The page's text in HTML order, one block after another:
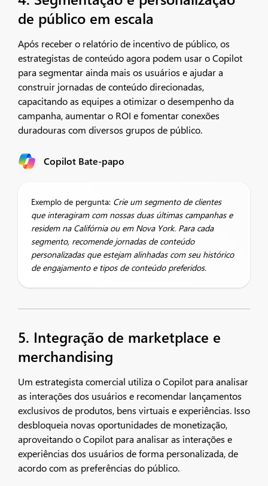
de público em escala
Após receber o relatório de incentivo de público, os
estrategistas de conteúdo agora podem usar o Copilot
para segmentar ainda mais os usuários e ajudar a
construir jornadas de conteúdo direcionadas,
capacitando as equipes a otimizar o desempenho da
campanha, aumentar o ROI e fomentar conexões
duradouras com diversos grupos de público.
Copilot Bate-papo
Exemplo de pergunta: Crie um segmento de clientes
que interagiram com nossas duas últimas campanhas e
residem na Califórnia ou em Nova York. Para cada
segmento, recomende jornadas de conteúdo
personalizadas que estejam alinhadas com seu histórico
de engajamento e tipos de conteúdo preferidos.
5. Integração de marketplace e
merchandising
Um estrategista comercial utiliza o Copilot para analisar
as interações dos usuários e recomendar lançamentos
exclusivos de produtos, bens virtuais e experiências. Isso
desbloqueia novas oportunidades de monetização,
aproveitando o Copilot para analisar as interações e
experiências dos usuários de forma personalizada, de
acordo com as preferências do público.